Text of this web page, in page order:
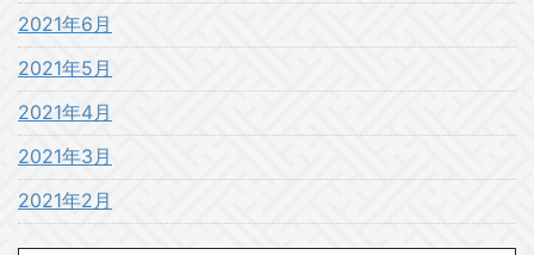
2021年6月
2021年5月
2021年4月
2021年3月
2021年2月